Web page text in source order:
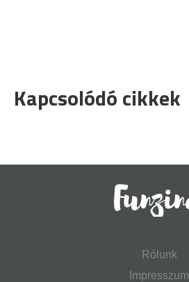
Kapcsolódó cikkek
Rólunk
Impresszum